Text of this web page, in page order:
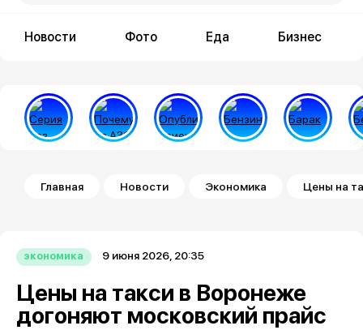
Новости Фото Еда Бизнес
Строка навигации
Главная Новости Экономика Цены на
экономика 9 июня 2026, 20:35
Цены на такси в Воронеже
догоняют московский прайс